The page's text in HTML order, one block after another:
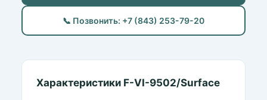
📞 Позвонить: +7 (843) 253-79-20
Характеристики F-VI-9502/Surface